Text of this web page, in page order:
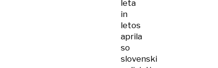
leta
in
letos
aprila
so
slovenski